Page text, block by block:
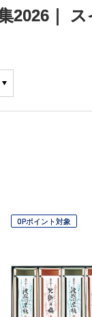
2026｜
OPポイント対象